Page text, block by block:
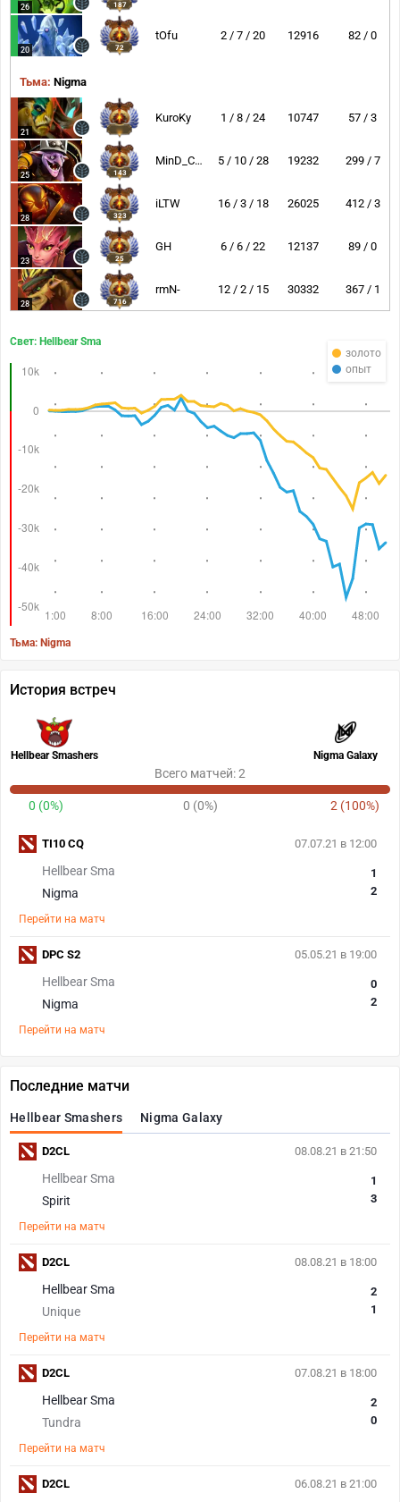
26 187
20 72
tOfu 2 / 7 / 20 12916 82 / 0
Тьма: Nigma
21
KuroKy 1 / 8 / 24 10747 57 / 3
25 143
MinD_ContRoL 5 / 10 / 28 19232 299 / 7
28 323
iLTW 16 / 3 / 18 26025 412 / 3
23 25
GH 6 / 6 / 22 12137 89 / 0
28 716
rmN- 12 / 2 / 15 30332 367 / 1
золото
опыт
Свет: Hellbear Sma
Тьма: Nigma
История встреч
Hellbear Smashers Nigma Galaxy
Всего матчей: 2
0 (0%) 0 (0%) 2 (100%)
07.07.21 в 12:00
Hellbear Sma
Nigma
1
2
Перейти на матч
TI10 CQ
05.05.21 в 19:00
Hellbear Sma
Nigma
0
2
Перейти на матч
DPC S2
Последние матчи
Hellbear Smashers Nigma Galaxy
08.08.21 в 21:50
Hellbear Sma
Spirit
1
3
Перейти на матч
D2CL
08.08.21 в 18:00
Hellbear Sma
Unique
2
1
Перейти на матч
D2CL
07.08.21 в 18:00
Hellbear Sma
Tundra
2
0
Перейти на матч
D2CL
06.08.21 в 21:00
D2CL